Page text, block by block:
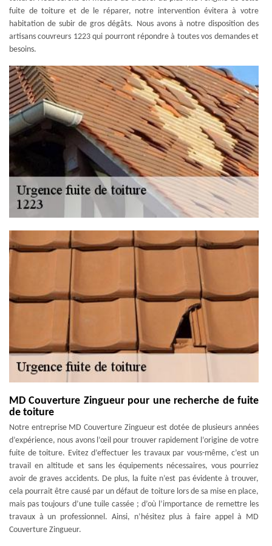
fuite de toiture et de le réparer, notre intervention évitera à votre
habitation de subir de gros dégâts. Nous avons à notre disposition des
artisans couvreurs 1223 qui pourront répondre à toutes vos demandes et
besoins.
MD Couverture Zingueur pour une recherche de fuite
de toiture
Notre entreprise MD Couverture Zingueur est dotée de plusieurs années
d’expérience, nous avons l’œil pour trouver rapidement l’origine de votre
fuite de toiture. Evitez d’effectuer les travaux par vous-même, c’est un
travail en altitude et sans les équipements nécessaires, vous pourriez
avoir de graves accidents. De plus, la fuite n’est pas évidente à trouver,
cela pourrait être causé par un défaut de toiture lors de sa mise en place,
mais pas toujours d’une tuile cassée ; d’où l’importance de remettre les
travaux à un professionnel. Ainsi, n’hésitez plus à faire appel à MD
Couverture Zingueur.